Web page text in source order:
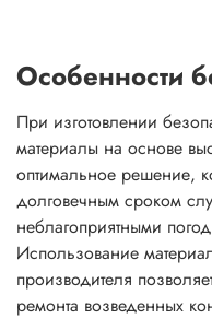
Особенности
При изготовлении
материалы на основе
оптимальное решение,
долговечным сроком
неблагоприятными
Использование
производителя
ремонта возведенных